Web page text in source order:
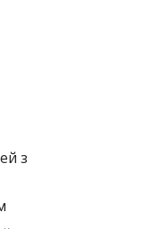
з